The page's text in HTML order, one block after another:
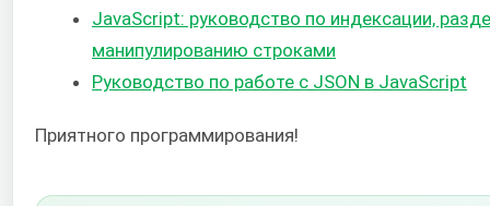
JavaScript: руководство по индексации,
манипулированию строками
Руководство по работе с JSON в JavaScript
Приятного программирования!